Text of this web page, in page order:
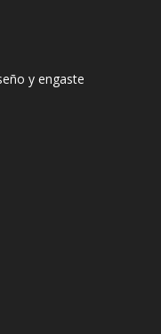
y engaste